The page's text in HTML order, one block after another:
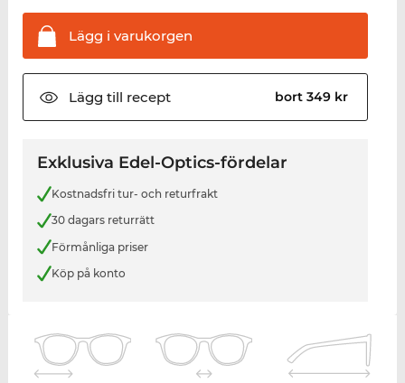
Lägg i varukorgen
Lägg till recept bort 349 kr
Exklusiva Edel-Optics-fördelar
Kostnadsfri tur- och returfrakt
30 dagars returrätt
Förmånliga priser
Köp på konto